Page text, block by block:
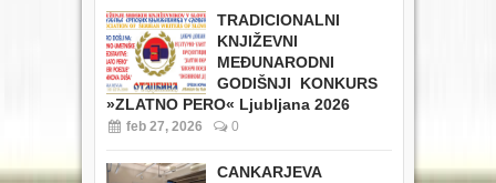
TRADICIONALNI
KNJIŽEVNI
MEĐUNARODNI
GODIŠNJI KONKURS
»ZLATNO PERO« Ljubljana 2026
feb 27, 2026 0
CANKARJEVA